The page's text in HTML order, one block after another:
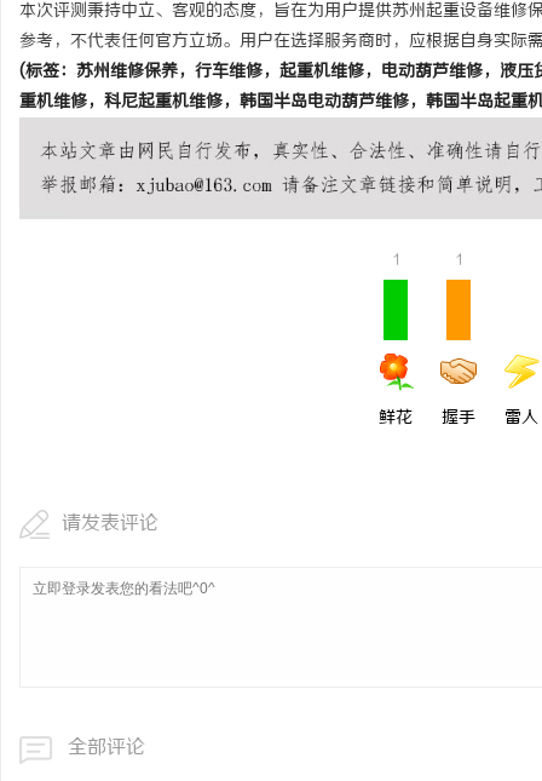
本次评测秉持中立、客观的态度，旨在为用户提供苏州起重设备维
参考，不代表任何官方立场。用户在选择服务商时，应根据自身实际
(标签：苏州维修保养，行车维修，起重机维修，电动葫芦维修，液
重机维修，科尼起重机维修，韩国半岛电动葫芦维修，韩国半岛起重
1
鲜花
1
握手 雷人
请发表评论
全部评论